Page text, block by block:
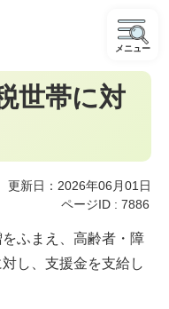
メニュー
世帯に対
更新日：2026年06月01日
ページID : 7886
ふまえ、高齢者・障
し、支援金を支給し